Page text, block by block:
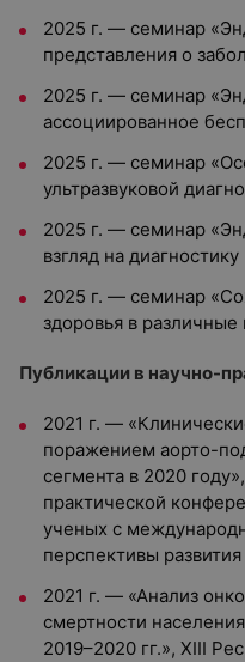
2025 г. — семинар
представления о
2025 г. — семинар
ассоциированное
2025 г. — семинар
ультразвуковой
2025 г. — семинар
взгляд на
2025 г. — семинар
здоровья в
Публикации в научно-
2021 г. —
поражением аорто-
сегмента в 2020
практической
ученых с
перспективы
2021 г. — «Анализ
смертности
2019–2020 гг.», XIII